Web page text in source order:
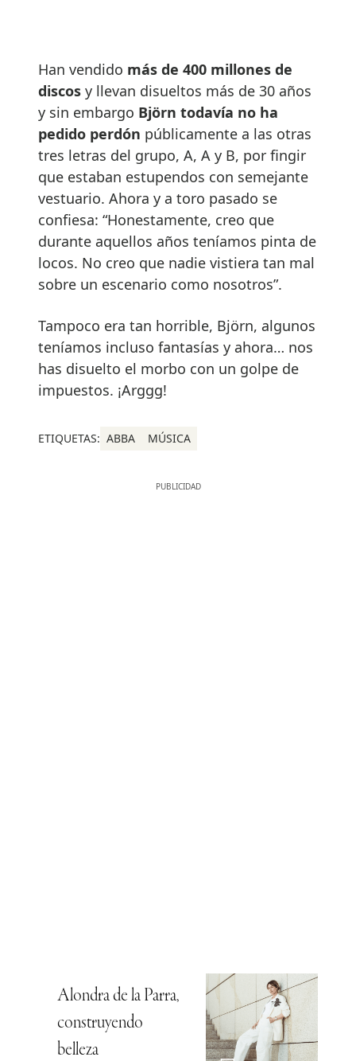
Han vendido más de 400 millones de
discos y llevan disueltos más de 30 años
y sin embargo Björn todavía no ha
pedido perdón públicamente a las otras
tres letras del grupo, A, A y B, por fingir
que estaban estupendos con semejante
vestuario. Ahora y a toro pasado se
confiesa: “Honestamente, creo que
durante aquellos años teníamos pinta de
locos. No creo que nadie vistiera tan mal
sobre un escenario como nosotros”.
Tampoco era tan horrible, Björn, algunos
teníamos incluso fantasías y ahora… nos
has disuelto el morbo con un golpe de
impuestos. ¡Arggg!
ETIQUETAS: ABBA MÚSICA
Alondra de la Parra,
construyendo
belleza